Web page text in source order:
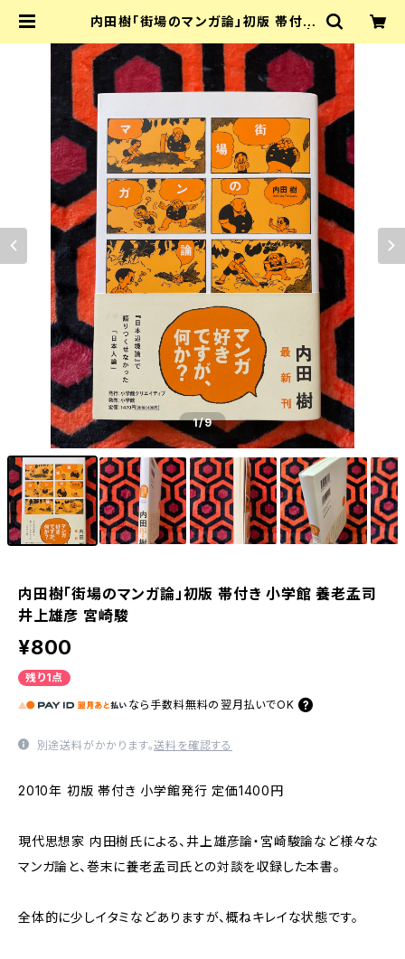
内田樹「街場のマンガ論」初版 帯付き
古書 まずる
1/9
内田樹「街場のマンガ論」初版 帯付き 小学館 養老孟司
井上雄彦 宮崎駿
¥800
残り1点
なら 手数料無料の 翌月払いでOK
別途送料がかかります。送料を確認する
2010年 初版 帯付き 小学館発行 定価1400円
現代思想家 内田樹氏による、井上雄彦論・宮崎駿論など様々な
マンガ論と、巻末に養老孟司氏との対談を収録した本書。
全体的に少しイタミなどありますが、概ねキレイな状態です。